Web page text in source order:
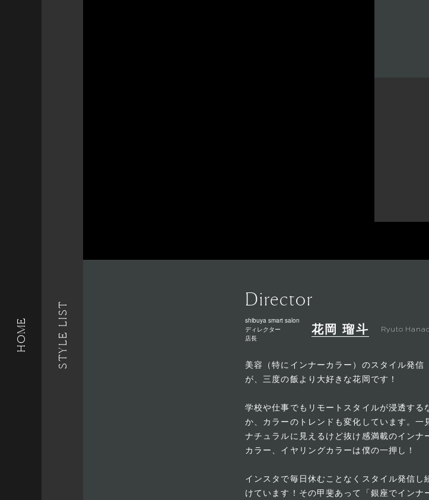
HOME STYLE LIST
Director
shibuya smart salon
ディレクター
店長
花岡 瑠斗 Ryuto
美容（特にインナーカラー）のスタイル発信
が、三度の飯より大好きな花岡です！
学校や仕事でもリモートスタイルが浸透する
か、カラーのトレンドも変化しています。一
ナチュラルに見えるけど抜け感満載のインナ
カラー、イヤリングカラーは僕の一押し！
インスタで毎日休むことなくスタイル発信し
けています！その甲斐あって「銀座でインナ